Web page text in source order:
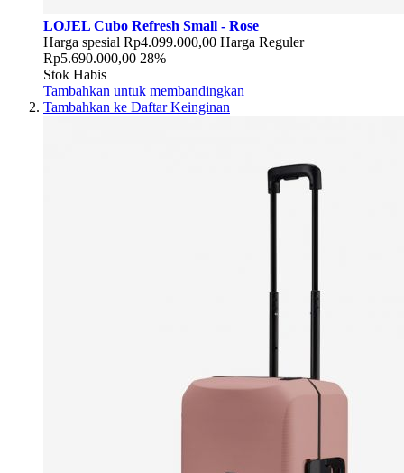
LOJEL Cubo Refresh Small - Rose
Harga spesial Rp4.099.000,00 Harga Reguler
Rp5.690.000,00 28%
Stok Habis
Tambahkan untuk membandingkan
Tambahkan ke Daftar Keinginan